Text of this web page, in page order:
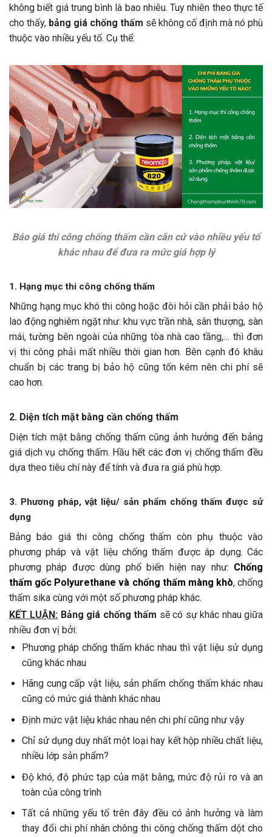
không biết giá trung bình là bao nhiêu. Tuy nhiên theo thực tế
cho thấy, bảng giá chống thấm sẽ không cố định mà nó phù
thuộc vào nhiều yếu tố. Cụ thể:
Báo giá thi công chống thấm cần căn cứ vào nhiều yếu tố
khác nhau để đưa ra mức giá hợp lý
1. Hạng mục thi công chống thấm
Những hạng mục khó thi công hoặc đòi hỏi cần phải bảo hộ
lao động nghiêm ngặt như: khu vực trần nhà, sân thượng, sàn
mái, tường bên ngoài của những tòa nhà cao tầng,… thì đơn
vị thi công phải mất nhiều thời gian hơn. Bên cạnh đó khâu
chuẩn bị các trang bị bảo hộ cũng tốn kém nên chi phí sẽ
cao hơn.
2. Diện tích mặt bằng cần chống thấm
Diện tích mặt bằng chống thấm cũng ảnh hưởng đến bảng
giá dịch vụ chống thấm. Hầu hết các đơn vị chống thấm đều
dựa theo tiêu chí này để tính và đưa ra giá phù hợp.
3. Phương pháp, vật liệu/ sản phẩm chống thấm được sử
dụng
Bảng báo giá thi công chống thấm còn phụ thuộc vào
phương pháp và vật liệu chống thấm được áp dụng. Các
phương pháp được dùng phổ biến hiện nay như: Chống
thấm gốc Polyurethane và chống thấm màng khò, chống
thấm sika cùng với một số phương pháp khác.
KẾT LUẬN: Bảng giá chống thấm sẽ có sự khác nhau giữa
nhiều đơn vị bởi:
Phương pháp chống thấm khác nhau thì vật liệu sử dụng
cũng khác nhau
Hãng cung cấp vật liệu, sản phẩm chống thấm khác nhau
cũng có mức giá thành khác nhau
Định mức vật liệu khác nhau nên chi phí cũng như vậy
Chỉ sử dụng duy nhất một loại hay kết hộp nhiều chất liệu,
nhiều lớp sản phẩm?
Độ khó, độ phức tạp của mặt bằng, mức độ rủi ro và an
toàn của công trình
Tất cả những yếu tố trên đây đều có ảnh hưởng và làm
thay đổi chi phí nhân chông thi công chống thấm dột cho